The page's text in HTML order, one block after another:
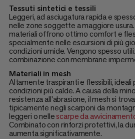
Tessuti sintetici e tessili
Leggeri, ad asciugatura rapida e
nelle zone soggette a maggiore
materiali offrono ottimo comfort e
specialmente nelle escursioni di più
condizioni umide. Vengono spesso
combinazione con membrane
Materiali in mesh
Altamente traspiranti e flessibili, ideali
condizioni più calde. A causa della
resistenza all'abrasione, il mesh si trova
tipicamente negli scarponi da
leggeri o nellescarpe da
Combinato con rinforzi protettivi, la
aumenta significativamente.